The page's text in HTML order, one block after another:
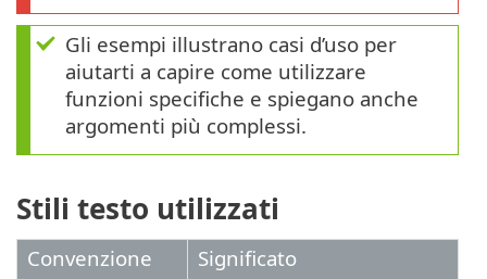
Gli esempi illustrano casi d’uso per
aiutarti a capire come utilizzare
funzioni specifiche e spiegano anche
argomenti più complessi.
Stili testo utilizzati
Convenzione
Significato